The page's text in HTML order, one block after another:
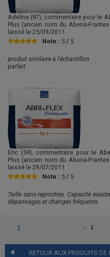
Adeline (87), commentaire pour le
Plus (ancien nom du Abena-
laissé le 25/09/2011
Note : 5 / 5
produit similaire à l'échantillon
parfait
Eric (59), commentaire pour le
Plus (ancien nom du Abena-
laissé le 29/07/2011
Note : 5 / 5
Taille sans reproches. Capacité
dépannages et changes fréquents.
1 2
RETOUR AUX PRODUITS